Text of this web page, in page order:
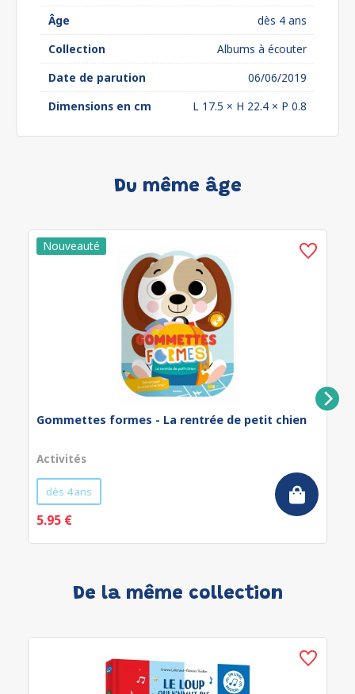
Âge
dès 4 ans
Collection
Albums à écouter
Date de parution
06/06/2019
Dimensions en cm
L 17.5 × H 22.4 × P 0.8
Du même âge
Gommettes formes - La rentrée de petit chien
Activités
dès 4 ans
5.95 €
De la même collection